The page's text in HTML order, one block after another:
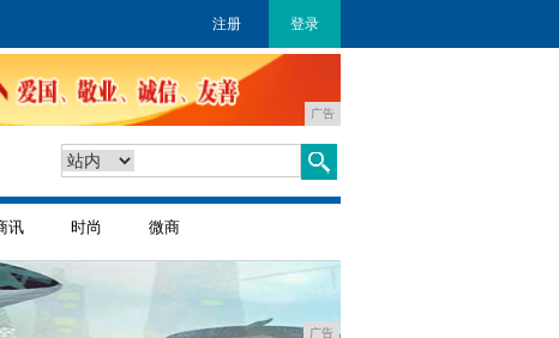
注册 登录
广告
讯 时尚 微商
广告